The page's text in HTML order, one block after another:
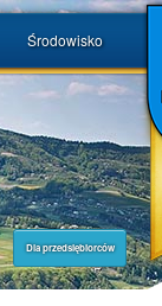
Środowisko
Dla przedsiębiorców